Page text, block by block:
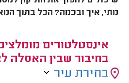
מתי, איך ובכמה? הכל בתוך
אינסטלטורים
בחיבור שבין האסלה
בחירת עיר